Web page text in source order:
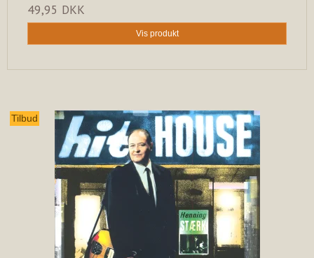
49,95 DKK
Vis produkt
Tilbud